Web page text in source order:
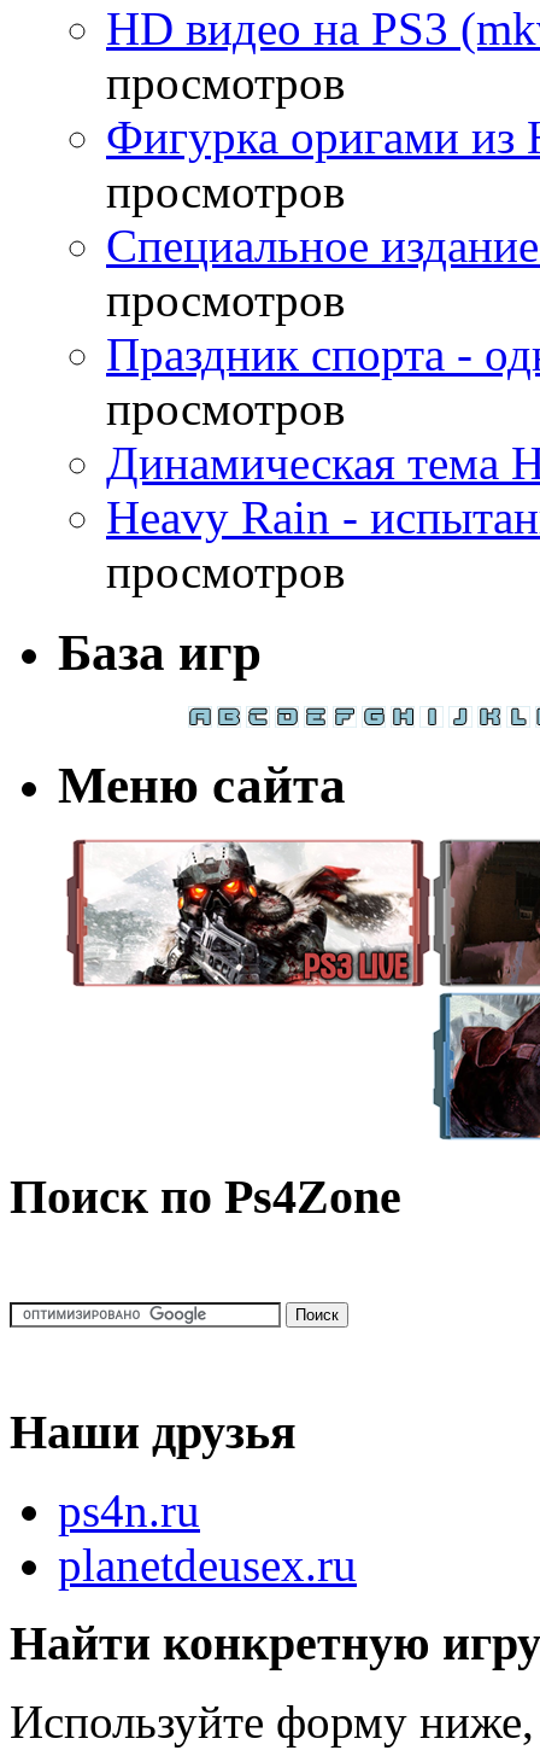
HD видео на PS3
просмотров
Фигурка оригами из
просмотров
Специальное
просмотров
Праздник спорта -
просмотров
Динамическая тема
Heavy Rain -
просмотров
База игр
Меню сайта
Поиск по Ps4Zone
Наши друзья
ps4n.ru
planetdeusex.ru
Найти конкретную
Используйте форму